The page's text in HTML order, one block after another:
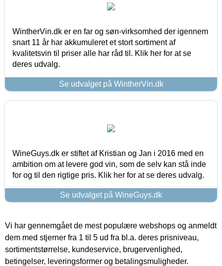
WintherVin.dk er en far og søn-virksomhed der igennem
snart 11 år har akkumuleret et stort sortiment af
kvalitetsvin til priser alle har råd til. Klik her for at se
deres udvalg.
Se udvalget på WintherVin.dk
WineGuys.dk er stiftet af Kristian og Jan i 2016 med en
ambition om at levere god vin, som de selv kan stå inde
for og til den rigtige pris. Klik her for at se deres udvalg.
Se udvalget på WineGuys.dk
Vi har gennemgået de mest populære webshops og anmeldt
dem med stjerner fra 1 til 5 ud fra bl.a. deres prisniveau,
sortimentstørrelse, kundeservice, brugervenlighed,
betingelser, leveringsformer og betalingsmuligheder.